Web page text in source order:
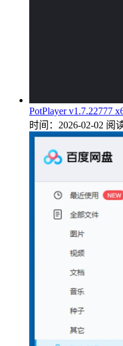
PotPlayer v1.7.22777
时间：2026-02-02 阅